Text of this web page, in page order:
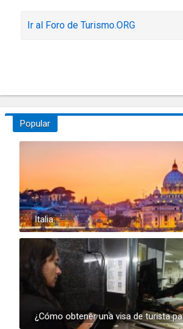
Ir al Foro de Turismo.ORG
Popular
Italia
¿Cómo obtener una visa de turista